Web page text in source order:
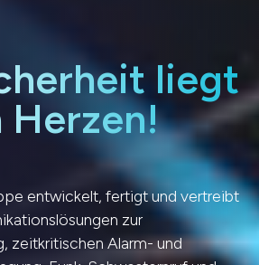
liegt
Herzen!
entwickelt, fertigt und vertreibt
zur
zeitkritischen Alarm- und